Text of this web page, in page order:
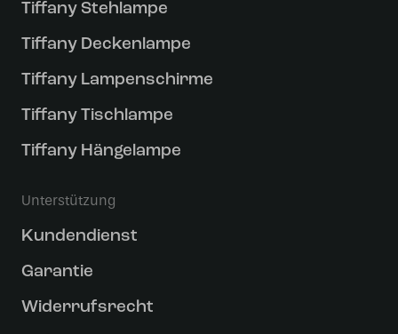
Tiffany Stehlampe
Tiffany Deckenlampe
Tiffany Lampenschirme
Tiffany Tischlampe
Tiffany Hängelampe
Unterstützung
Kundendienst
Garantie
Widerrufsrecht